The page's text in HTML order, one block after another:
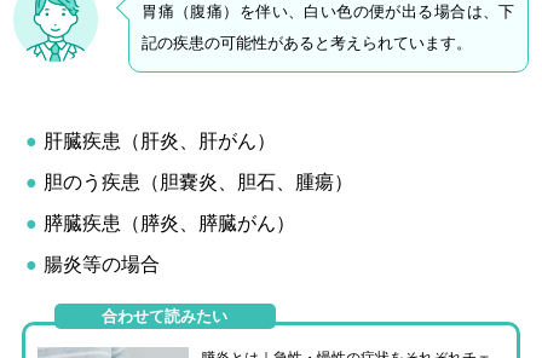
胃痛（腹痛）を伴い、白い色の便が出る場合は、下
記の疾患の可能性があると考えられています。
肝臓疾患（肝炎、肝がん）
胆のう疾患（胆嚢炎、胆石、腫瘍）
膵臓疾患（膵炎、膵臓がん）
腸炎等の場合
合わせて読みたい